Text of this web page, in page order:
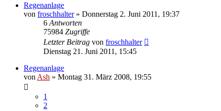
Regenanlage
von froschhalter» Donnerstag 2. Juni 2011, 19:37
6 Antworten
75984 Zugriffe
Letzter Beitrag von froschhalter
Dienstag 21. Juni 2011, 15:45
Regenanlage
von Ash » Montag 31. März 2008, 19:55
1
2